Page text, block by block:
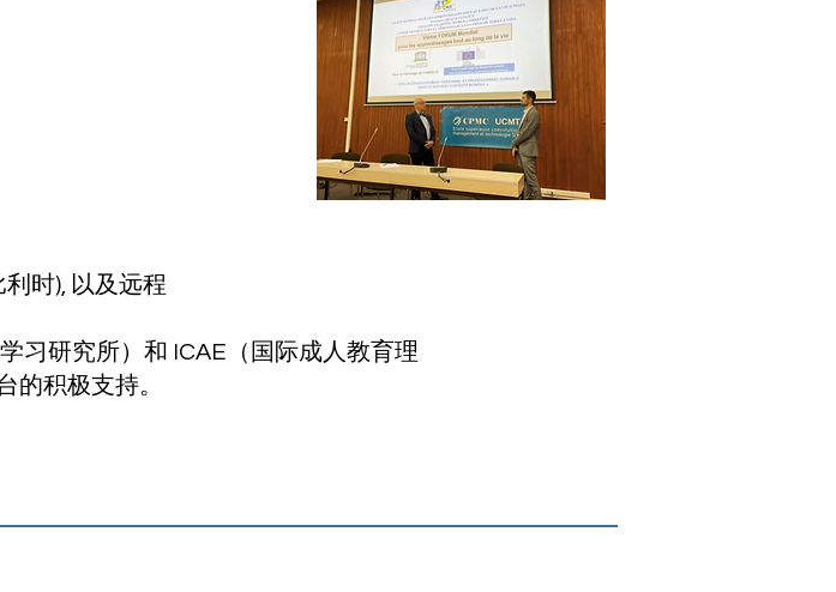
利时), 以及远程
习研究所）和 ICAE（国际成人教育理
的积极支持。